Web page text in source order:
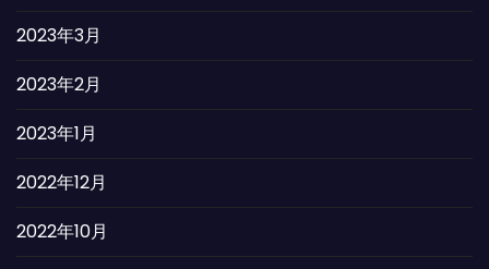
2023年3月
2023年2月
2023年1月
2022年12月
2022年10月